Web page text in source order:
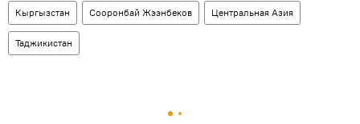
Кыргызстан Сооронбай Жээнбеков Центральная Азия
Таджикистан